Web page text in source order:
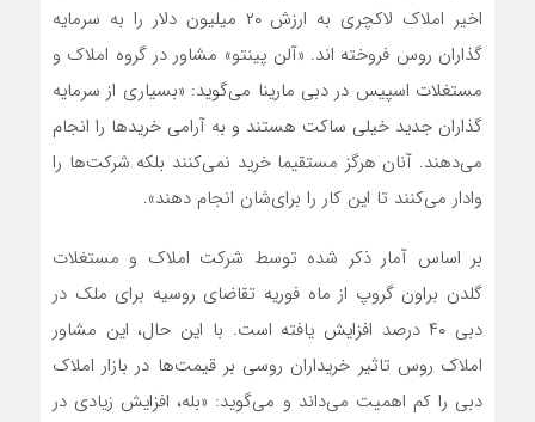
اخیر املاک لاکچری به ارزش ۲۰ میلیون دلار را به سرمایه
گذاران روس فروخته اند. «آلن پینتو» مشاور در گروه املاک و
مستغلات اسپیس در دبی مارینا می‌گوید: «بسیاری از سرمایه
گذاران جدید خیلی ساکت هستند و به آرامی خریدها را انجام
می‌دهند. آنان هرگز مستقیما خرید نمی‌کنند بلکه شرکت‌ها را
وادار می‌کنند تا این کار را برای‌شان انجام دهند».
بر اساس آمار ذکر شده توسط شرکت املاک و مستغلات
گلدن براون گروپ از ماه فوریه تقاضای روسیه برای ملک در
دبی ۴۰ درصد افزایش یافته است. با این حال، این مشاور
املاک روس تاثیر خریداران روسی بر قیمت‌ها در بازار املاک
دبی را کم اهمیت می‌داند و می‌گوید: «بله، افزایش زیادی در